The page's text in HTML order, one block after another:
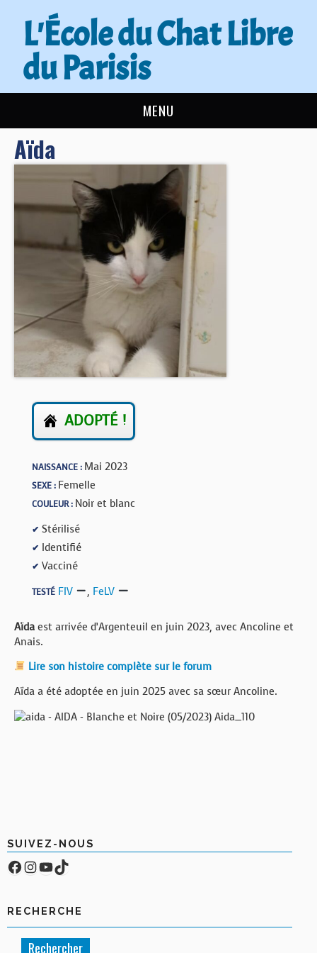
L'École du Chat Libre
du Parisis
MENU
L’ÉCOLE DU CHAT
ACTUALITÉS
ADOPTER
NOUS AIDER
BOUTIQUE
FORUM
Aïda
ADOPTÉ !
NAISSANCE : Mai 2023
SEXE : Femelle
COULEUR : Noir et blanc
✔ Stérilisé
✔ Identifié
✔ Vacciné
TESTÉ FIV , FeLV
Aïda est arrivée d’Argenteuil en juin 2023, avec Ancoline et
Anais.
Lire son histoire complète sur le forum
Aïda a été adoptée en juin 2025 avec sa sœur Ancoline.
SUIVEZ-NOUS
Facebook
Compte Instagram
YouTube
TikTok
RECHERCHE
Rechercher :